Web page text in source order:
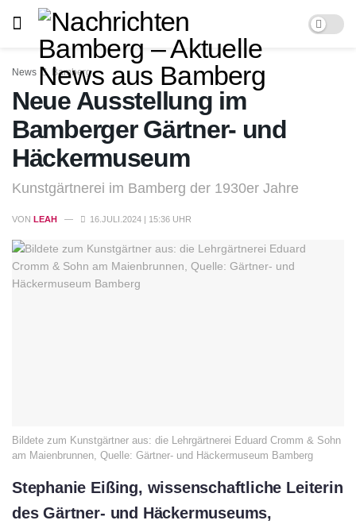
News Bamberg
Neue Ausstellung im
Bamberger Gärtner- und
Häckermuseum
Kunstgärtnerei im Bamberg der 1930er Jahre
VON LEAH 16.JULI.2024 | 15:36 UHR
Bildete zum Kunstgärtner aus: die Lehrgärtnerei Eduard Cromm & Sohn
am Maienbrunnen, Quelle: Gärtner- und Häckermuseum Bamberg
Stephanie Eißing, wissenschaftliche Leiterin
des Gärtner- und Häckermuseums,